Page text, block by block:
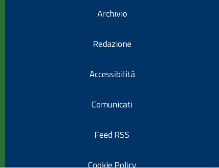
Archivio
Redazione
Accessibilità
Comunicati
Feed RSS
Cookie Policy